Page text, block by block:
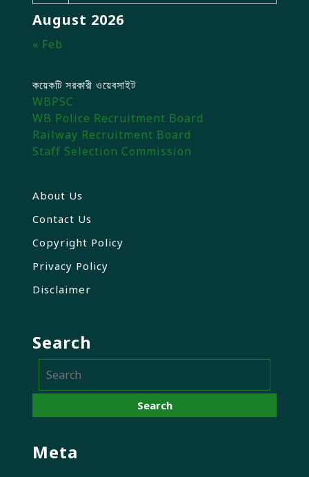
August 2026
« Feb
কয়েকটি সরকারী ওয়েবসাইট
WBPSC
WB Police Recruitment Board
Railway Recruitment Board
Staff Selection Commission
About Us
Contact Us
Copyright Policy
Privacy Policy
Disclaimer
Search
Meta